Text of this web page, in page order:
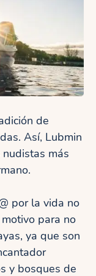
de
Así, Lubmin
más
por la vida no
para no
ya que son
y bosques de